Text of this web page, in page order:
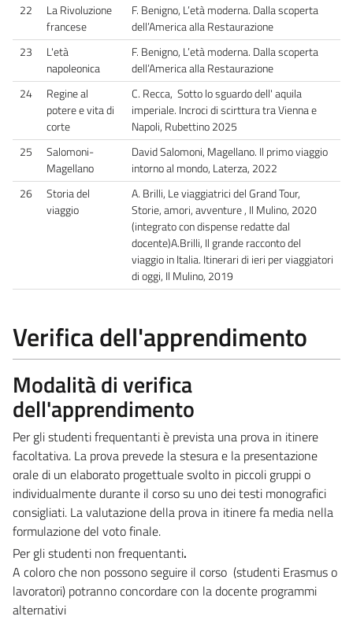
22
La Rivoluzione
francese
F. Benigno, L’età moderna. Dalla scoperta
dell’America alla Restaurazione
23
L'età
napoleonica
F. Benigno, L’età moderna. Dalla scoperta
dell’America alla Restaurazione
24
Regine al
potere e vita di
corte
C. Recca, Sotto lo sguardo dell' aquila
imperiale. Incroci di scirttura tra Vienna e
Napoli, Rubettino 2025
25
Salomoni-
Magellano
David Salomoni, Magellano. Il primo viaggio
intorno al mondo, Laterza, 2022
26
Storia del
viaggio
A. Brilli, Le viaggiatrici del Grand Tour,
Storie, amori, avventure , Il Mulino, 2020
(integrato con dispense redatte dal
docente)A.Brilli, Il grande racconto del
viaggio in Italia. Itinerari di ieri per viaggiatori
di oggi, Il Mulino, 2019
Verifica dell'apprendimento
Modalità di verifica
dell'apprendimento
Per gli studenti frequentanti è prevista una prova in itinere
facoltativa. La prova prevede la stesura e la presentazione
orale di un elaborato progettuale svolto in piccoli gruppi o
individualmente durante il corso su uno dei testi monografici
consigliati. La valutazione della prova in itinere fa media nella
formulazione del voto finale.
Per gli studenti non frequentanti.
A coloro che non possono seguire il corso (studenti Erasmus o
lavoratori) potranno concordare con la docente programmi
alternativi